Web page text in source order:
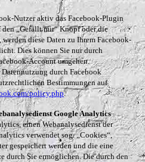
Nutzer aktiv das Facebook-Plugin
„Gefällt mir“ Knopf oder die
diese Daten zu Ihrem Facebook-
Dies können Sie nur durch
Account umgehen.
durch Facebook
Bestimmungen auf
policy.php.
Google Analytics
einen Webanalysedienst der
verwendet sog. „Cookies“,
gespeichert werden und die eine
durch Sie ermöglichen. Die durch den